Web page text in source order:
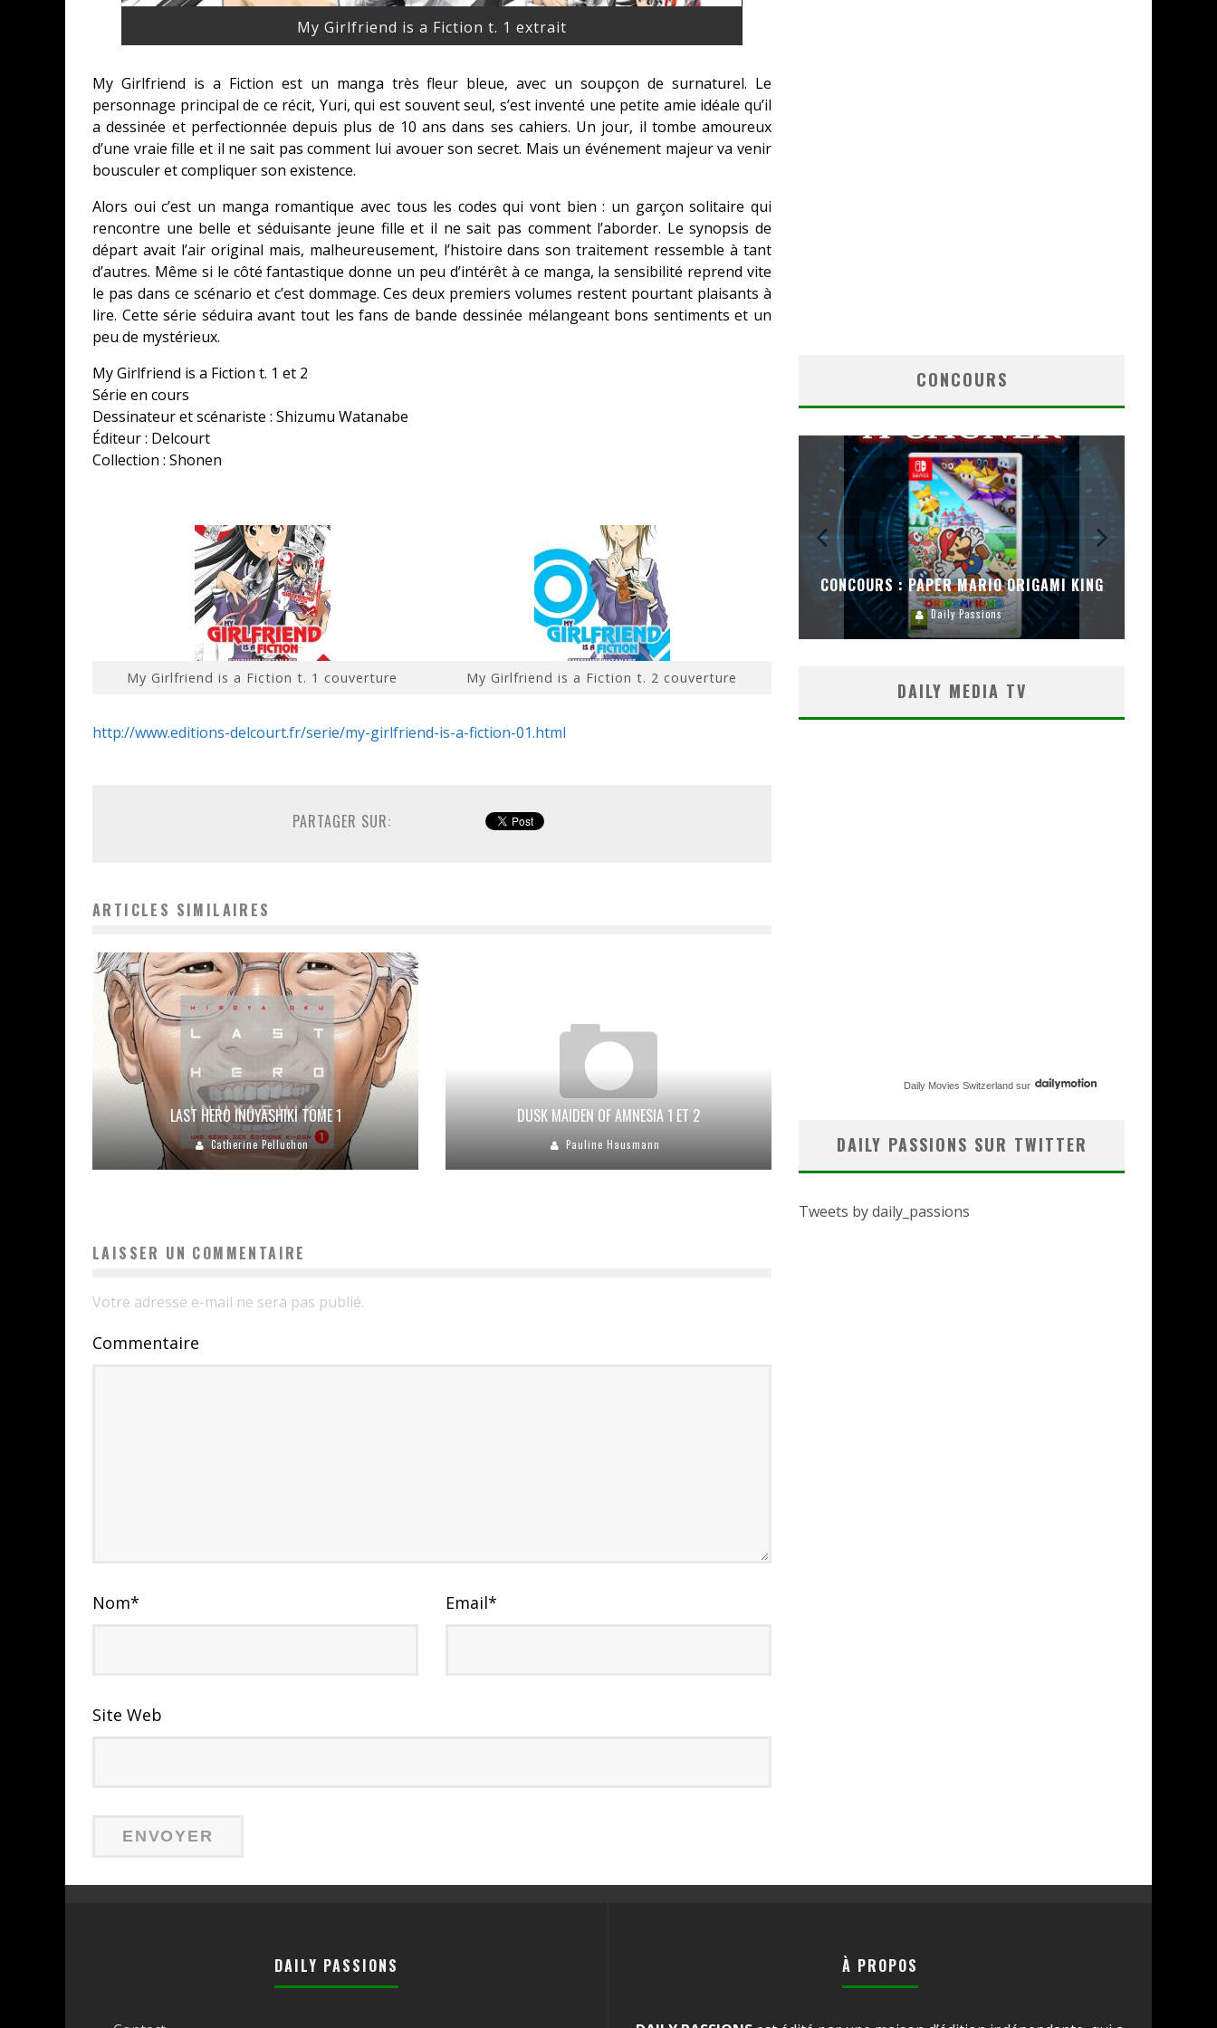
My Girlfriend is a Fiction t. 1 extrait
My Girlfriend is a Fiction est un manga très fleur bleue, avec un soupçon de surnaturel. Le
personnage principal de ce récit, Yuri, qui est souvent seul, s’est inventé une petite amie idéale qu’il
a dessinée et perfectionnée depuis plus de 10 ans dans ses cahiers. Un jour, il tombe amoureux
d’une vraie fille et il ne sait pas comment lui avouer son secret. Mais un événement majeur va venir
bousculer et compliquer son existence.
Alors oui c’est un manga romantique avec tous les codes qui vont bien : un garçon solitaire qui
rencontre une belle et séduisante jeune fille et il ne sait pas comment l’aborder. Le synopsis de
départ avait l’air original mais, malheureusement, l’histoire dans son traitement ressemble à tant
d’autres. Même si le côté fantastique donne un peu d’intérêt à ce manga, la sensibilité reprend vite
le pas dans ce scénario et c’est dommage. Ces deux premiers volumes restent pourtant plaisants à
lire. Cette série séduira avant tout les fans de bande dessinée mélangeant bons sentiments et un
peu de mystérieux.
My Girlfriend is a Fiction t. 1 et 2
Série en cours
Dessinateur et scénariste : Shizumu Watanabe
Éditeur : Delcourt
Collection : Shonen
My Girlfriend is a Fiction t. 1 couverture My Girlfriend is a Fiction t. 2 couverture
http://www.editions-delcourt.fr/serie/my-girlfriend-is-a-fiction-01.html
PARTAGER SUR:
ARTICLES SIMILAIRES
LAST HERO INUYASHIKI TOME 1
Catherine Pelluchon
DUSK MAIDEN OF AMNESIA 1 ET 2
Pauline Hausmann
LAISSER UN COMMENTAIRE
Votre adresse e-mail ne sera pas publié.
Commentaire
Nom* Email*
Site Web
CONCOURS
CONCOURS : CALENDRIER DE L’AVENT – UNE
COPIE DU JEU « GRID, ULTIMATE EDITION »
SUR XBOX ONE OU PS4
Daily Passions
CONCOURS : PAPER MARIO ORIGAMI KING
Daily Passions
DAILY MEDIA TV
Daily Movies Switzerland sur
DAILY PASSIONS SUR TWITTER
Tweets by daily_passions
DAILY PASSIONS À PROPOS